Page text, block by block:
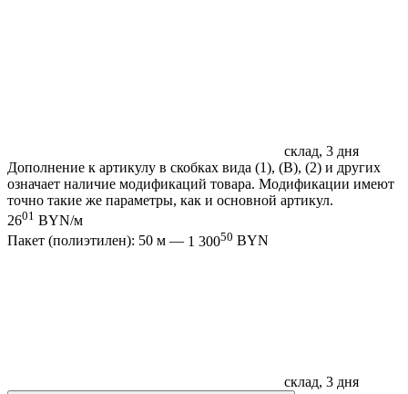
склад, 3 дня
Дополнение к артикулу в скобках вида (1), (B), (2) и других
означает наличие модификаций товара. Модификации имеют
точно такие же параметры, как и основной артикул.
2601 BYN/м
Пакет (полиэтилен): 50 м — 1 30050 BYN
склад, 3 дня